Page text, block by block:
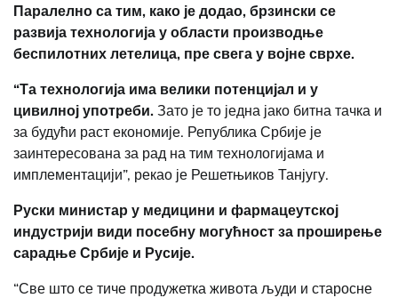
Паралелно са тим, како је додао, брзински се
развија технологија у области производње
беспилотних летелица, пре свега у војне сврхе.
“Та технологија има велики потенцијал и у
цивилној употреби. Зато је то једна јако битна тачка и
за будући раст економије. Република Србије је
заинтересована за рад на тим технологијама и
имплементацији”, рекао је Решетњиков Танјугу.
Руски министар у медицини и фармацеутској
индустрији види посебну могућност за проширење
сарадње Србије и Русије.
“Све што се тиче продужетка живота људи и старосне